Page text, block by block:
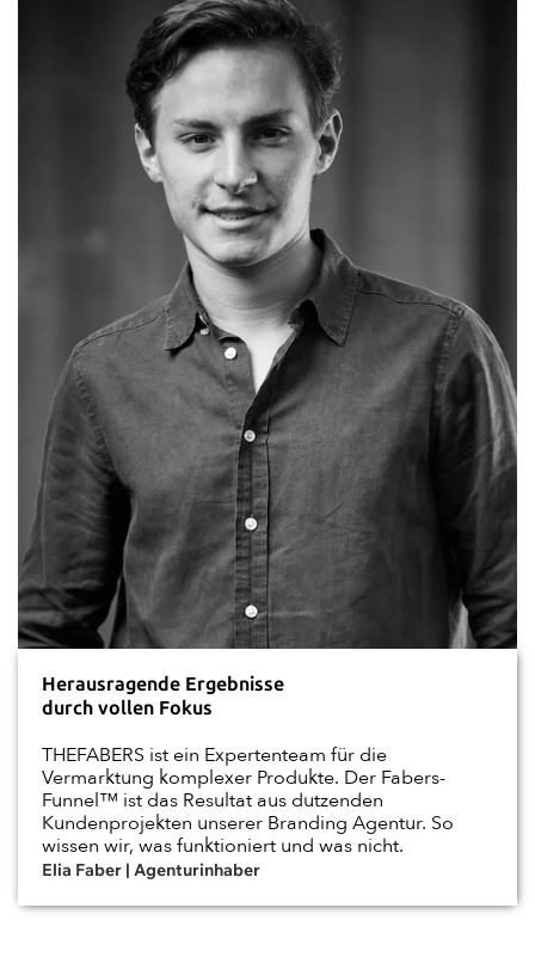
Herausragende Ergebnisse
durch vollen Fokus
THEFABERS ist ein Expertenteam für die
Vermarktung komplexer Produkte. Der Fabers-
Funnel™ ist das Resultat aus dutzenden
Kundenprojekten unserer Branding Agentur. So
wissen wir, was funktioniert und was nicht.
Elia Faber | Agenturinhaber